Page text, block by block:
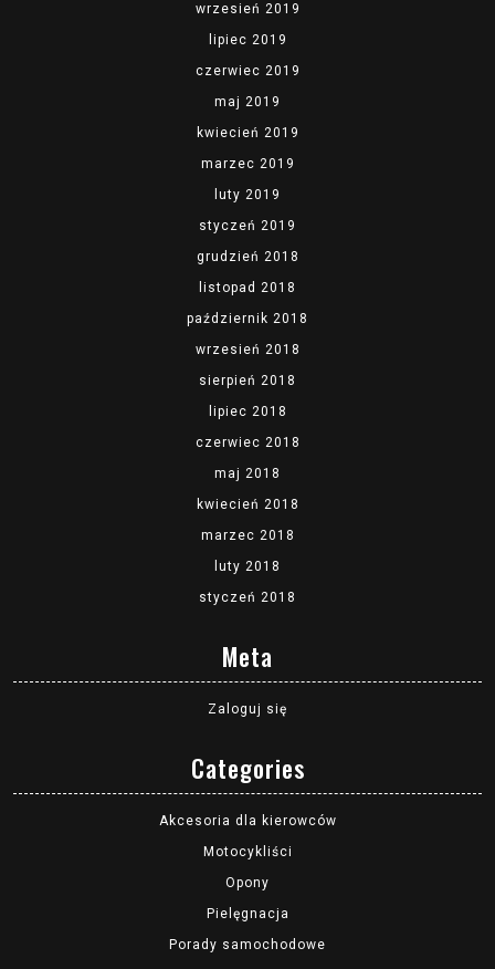
wrzesień 2019
lipiec 2019
czerwiec 2019
maj 2019
kwiecień 2019
marzec 2019
luty 2019
styczeń 2019
grudzień 2018
listopad 2018
październik 2018
wrzesień 2018
sierpień 2018
lipiec 2018
czerwiec 2018
maj 2018
kwiecień 2018
marzec 2018
luty 2018
styczeń 2018
Meta
Zaloguj się
Categories
Akcesoria dla kierowców
Motocykliści
Opony
Pielęgnacja
Porady samochodowe